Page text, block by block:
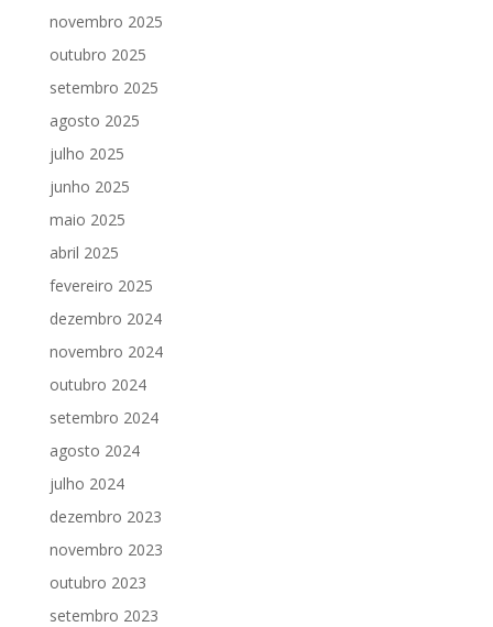
novembro 2025
outubro 2025
setembro 2025
agosto 2025
julho 2025
junho 2025
maio 2025
abril 2025
fevereiro 2025
dezembro 2024
novembro 2024
outubro 2024
setembro 2024
agosto 2024
julho 2024
dezembro 2023
novembro 2023
outubro 2023
setembro 2023